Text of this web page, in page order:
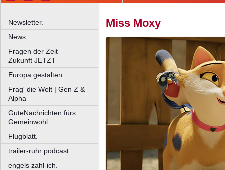
Newsletter.
News.
Fragen der Zeit
Zukunft JETZT
Europa gestalten
Frag' die Welt | Gen Z &
Alpha
GuteNachrichten fürs
Gemeinwohl
Flugblatt.
trailer-ruhr podcast.
engels zahl-ich.
Miss Moxy